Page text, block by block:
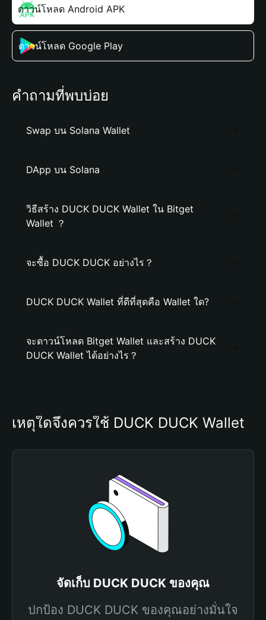
ดาวน์โหลด Android APK
ดาวน์โหลด Google Play
คำถามที่พบบ่อย
Swap บน Solana Wallet
DApp บน Solana
วิธีสร้าง DUCK DUCK Wallet ใน Bitget
Wallet ？
จะซื้อ DUCK DUCK อย่างไร？
DUCK DUCK Wallet ที่ดีที่สุดคือ Wallet ใด?
จะดาวน์โหลด Bitget Wallet และสร้าง DUCK
DUCK Wallet ได้อย่างไร？
เหตุใดจึงควรใช้ DUCK DUCK Wallet
จัดเก็บ DUCK DUCK ของคุณ
ปกป้อง DUCK DUCK ของคุณอย่างมั่นใจ